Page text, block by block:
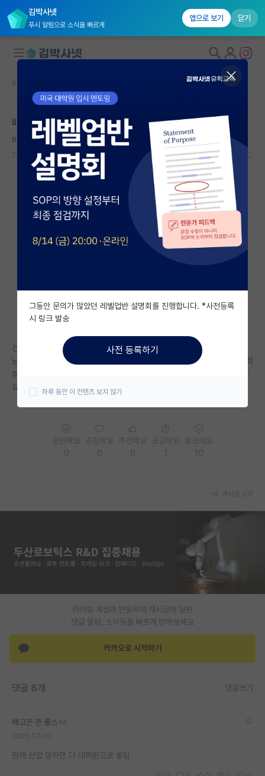
김박사넷
푸시 알림으로 소식을 빠르게
앱으로 보기 닫기
대학원생 모집
국내대학원 정보
연구실&오픈랩
커뮤니티
커뮤니티 홈
전체글보기
베스트 게시판
자유 게시판(아무개랩)
미국 유학 게시판
미국 대학원 합격 후기 게시판
대학원생 모집 게시판
연구실(PI) 홍보 게시판
PI 전용 게시판
특수/전문대학원 게시판
반도체/AI 게시판
장학금/장학생 게시판
홍보 게시판
커리어
커뮤니티 홈
배터리랩 생각중인데 배터리망한거아니었나요?
비관적인 공자
2026.07.08 8 3805
건동 3.9인데 yk 배터리랩은 꿈도 못꾸겠네요 ㅋㅋ.... 다 자대생이네요 그
냥 자대 가야되려나요... 근데 현재 학연생하고있는 랩실 자대생 석사분들 학
점 3.1,3.3 막이래서 3.9가 높은 학점은 아니지만 아깝네요. 너무 머리아파
요. 어떡하죠.
카카오 계정과 연동하여 게시글에 달린
댓글 알람, 소식등을 빠르게 받아보세요
카카오로 시작하기
댓글 8개 댓글쓰기
배고픈 존 롤스
원래 산업 망하면 다 대학원으로 몰림
그동안 문의가 많았던 레벨업반 설명회를 진행합니다. *사전등록
시 링크 발송
사전 등록하기
하루 동안 이 컨텐츠 보지 않기